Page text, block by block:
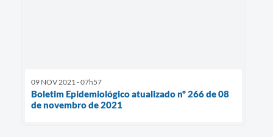
09 NOV 2021 - 07h57
Boletim Epidemiológico atualizado nº 266 de 08
de novembro de 2021